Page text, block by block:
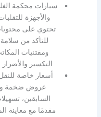
سيارات محكمة
والأجهزة
تحتوي على
للتأكد من
ومقتنيات
التكسير والأضرار
أسعار خاصة
عروض ضخمة
السابقين،
مقدمًا مع معاينة